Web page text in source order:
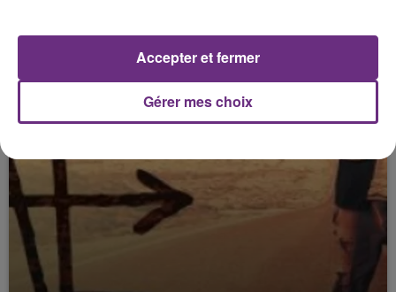
Gérer mes choix
Accepter et fermer